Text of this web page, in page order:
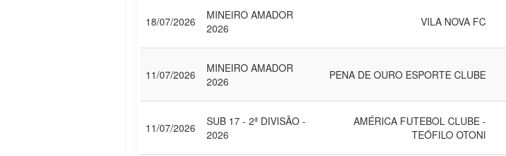
18/07/2026
MINEIRO AMADOR
2026
VILA NOVA FC
11/07/2026
MINEIRO AMADOR
2026
PENA DE OURO ESPORTE CLUBE
11/07/2026
SUB 17 - 2ª DIVISÃO -
2026
AMÉRICA FUTEBOL CLUBE -
TEÓFILO OTONI